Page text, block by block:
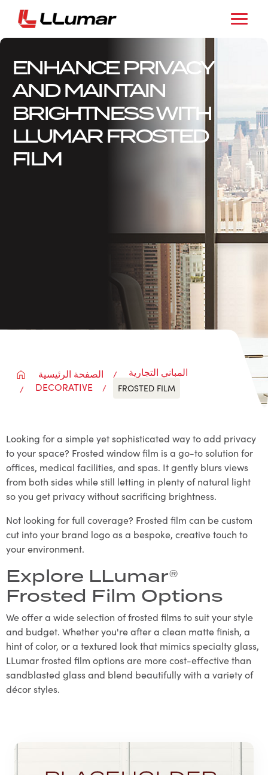
ENHANCE PRIVACY
AND MAINTAIN
BRIGHTNESS WITH
LLUMAR FROSTED
FILM
الصفحة الرئيسية
المباني التجارية
DECORATIVE
FROSTED FILM
Looking for a simple yet sophisticated way to add privacy
to your space? Frosted window film is a go-to solution for
offices, medical facilities, and spas. It gently blurs views
from both sides while still letting in plenty of natural light
so you get privacy without sacrificing brightness.
Not looking for full coverage? Frosted film can be custom
cut into your brand logo as a bespoke, creative touch to
your environment.
Explore LLumar®
Frosted Film Options
We offer a wide selection of frosted films to suit your style
and budget. Whether you're after a clean matte finish, a
hint of color, or a textured look that mimics specialty glass,
LLumar frosted film options are more cost-effective than
sandblasted glass and blend beautifully with a variety of
décor styles.